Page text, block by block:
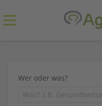
Wer oder was?